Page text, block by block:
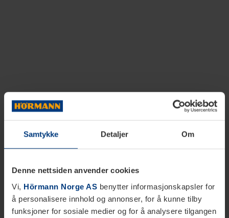
Samtykke Detaljer Om
Denne nettsiden anvender cookies
Vi, Hörmann Norge AS benytter informasjonskapsler for
å personalisere innhold og annonser, for å kunne tilby
funksjoner for sosiale medier og for å analysere tilgangen